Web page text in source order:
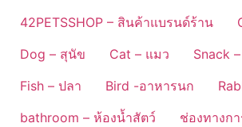
42PETSSHOP – สินค้าแบรนด์ร้าน
Dog – สุนัข
Cat – แมว
Snack
Fish – ปลา
Bird -อาหารนก
bathroom – ห้องน้ำสัตว์
ช่องทางก